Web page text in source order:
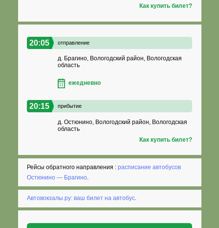
Как купить билет?
20:05 отправление
д. Брагино, Вологодский район, Вологодская
область
ежедневно
20:15 прибытие
д. Остюнино, Вологодский район, Вологодская
область
Как купить билет?
Рейсы обратного направления :расписание автобусов
Остюнино — Брагино.
Автовокзалы.ру: ваш билет на автобус.